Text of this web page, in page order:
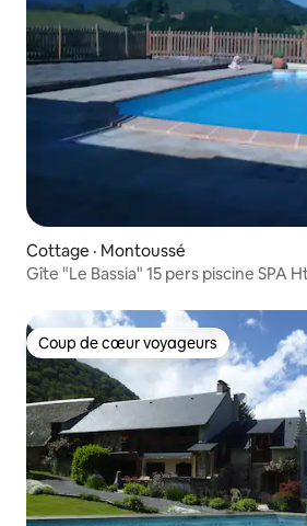
Cottage · Montoussé
Gîte "Le Bassia" 15 pers piscine SPA
Coup de cœur voyageurs
Coup de cœur voyageurs